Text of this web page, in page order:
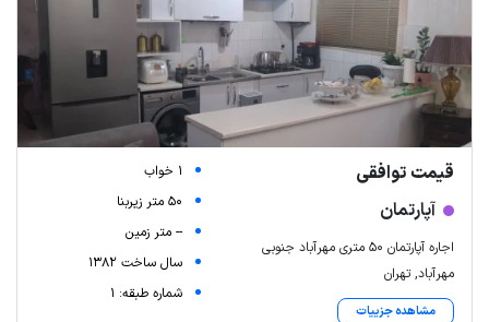
قیمت توافقی
آپارتمان
اجاره آپارتمان ۵۰ متری مهرآباد جنوبی
مهرآباد, تهران
مشاهده جزییات
1 خواب
50 متر زیربنا
-- متر زمین
سال ساخت 1382
شماره طبقه: 1